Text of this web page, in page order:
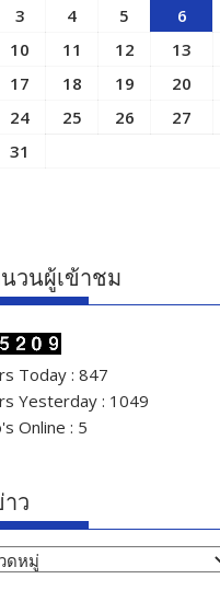
3 4 5 6
10 11 12 13
17 18 19 20
24 25 26 27
31
วนผู้เข้าชม
Today : 847
Yesterday : 1049
Online : 5
ว